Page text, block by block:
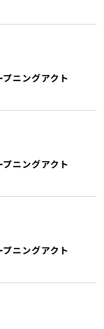
ニングアクト
ニングアクト
ニングアクト